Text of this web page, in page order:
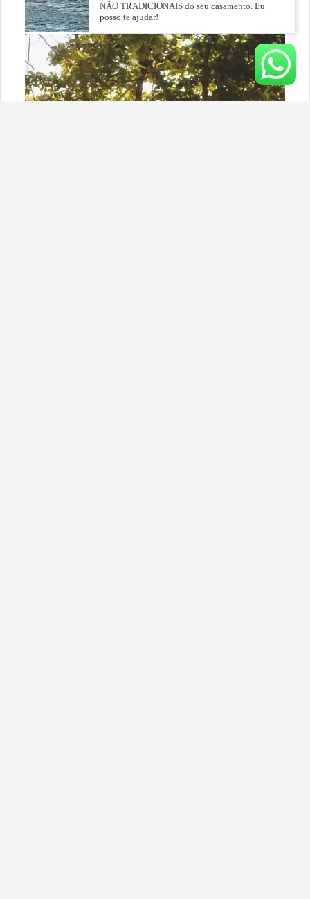
NÃO TRADICIONAIS do seu casamento. Eu
posso te ajudar!